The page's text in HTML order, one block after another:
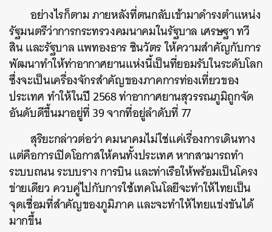
อย่างไรก็ตาม ภายหลังที่ตนกลับเข้ามาดำรงตำแหน่ง
รัฐมนตรีว่าการกระทรวงคมนาคมในรัฐบาล เศรษฐา ทวี
สิน และรัฐบาล แพทองธาร ชินวัตร ให้ความสำคัญกับการ
พัฒนาทำให้ท่าอากาศยานแห่งนี้เป็นที่ยอมรับในระดับโลก
ซึ่งจะเป็นเครื่องจักรสำคัญของภาคการท่องเที่ยวของ
ประเทศ ทำให้ในปี 2568 ท่าอากาศยานสุวรรณภูมิถูกจัด
อันดับดีขึ้นมาอยู่ที่ 39 จากที่อยู่ลำดับที่ 77
สุริยะกล่าวต่อว่า คมนาคมไม่ใช่แค่เรื่องการเดินทาง
แต่คือการเปิดโอกาสให้คนทั้งประเทศ หากสามารถทำ
ระบบถนน ระบบราง การบิน และท่าเรือให้พร้อมเป็นโครง
ข่ายเดียว ควบคู่ไปกับการใช้เทคโนโลยีจะทำให้ไทยเป็น
จุดเชื่อมที่สำคัญของภูมิภาค และจะทำให้ไทยแข่งขันได้
มากขึ้น
ค้นหา
SHARE